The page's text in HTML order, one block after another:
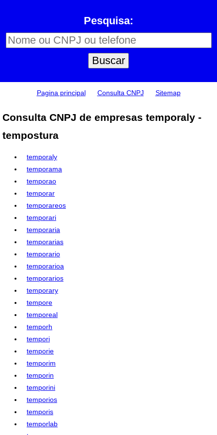
Pesquisa:
Pagina principal Consulta CNPJ Sitemap
Consulta CNPJ de empresas temporaly -
tempostura
temporaly
temporama
temporao
temporar
temporareos
temporari
temporaria
temporarias
temporario
temporarioa
temporarios
temporary
tempore
temporeal
temporh
tempori
temporie
temporim
temporin
temporini
temporios
temporis
temporlab